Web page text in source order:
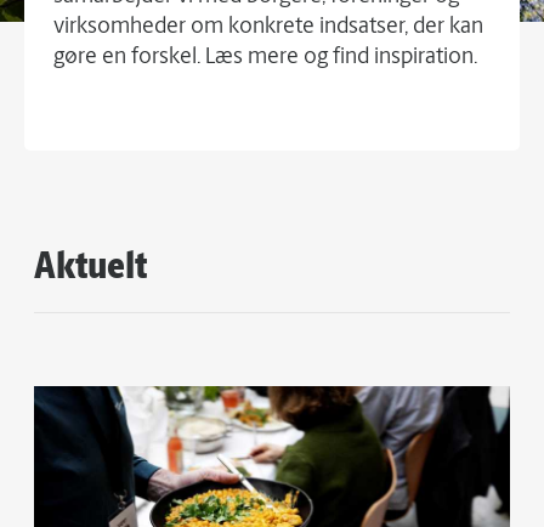
virksomheder om konkrete indsatser, der kan
gøre en forskel. Læs mere og find inspiration.
Aktuelt